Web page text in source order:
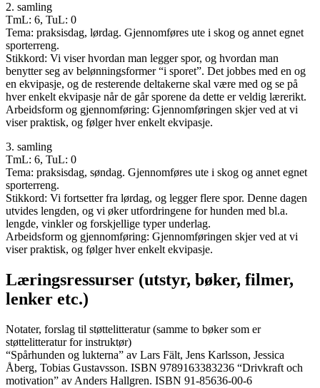
2. samling
TmL: 6, TuL: 0
Tema: praksisdag, lørdag. Gjennomføres ute i skog og annet egnet
sporterreng.
Stikkord: Vi viser hvordan man legger spor, og hvordan man
benytter seg av belønningsformer “i sporet”. Det jobbes med en og
en ekvipasje, og de resterende deltakerne skal være med og se på
hver enkelt ekvipasje når de går sporene da dette er veldig lærerikt.
Arbeidsform og gjennomføring: Gjennomføringen skjer ved at vi
viser praktisk, og følger hver enkelt ekvipasje.
3. samling
TmL: 6, TuL: 0
Tema: praksisdag, søndag. Gjennomføres ute i skog og annet egnet
sporterreng.
Stikkord: Vi fortsetter fra lørdag, og legger flere spor. Denne dagen
utvides lengden, og vi øker utfordringene for hunden med bl.a.
lengde, vinkler og forskjellige typer underlag.
Arbeidsform og gjennomføring: Gjennomføringen skjer ved at vi
viser praktisk, og følger hver enkelt ekvipasje.
Læringsressurser (utstyr, bøker, filmer,
lenker etc.)
Notater, forslag til støttelitteratur (samme to bøker som er
støttelitteratur for instruktør)
“Spårhunden og lukterna” av Lars Fält, Jens Karlsson, Jessica
Åberg, Tobias Gustavsson. ISBN 9789163383236 “Drivkraft och
motivation” av Anders Hallgren. ISBN 91-85636-00-6